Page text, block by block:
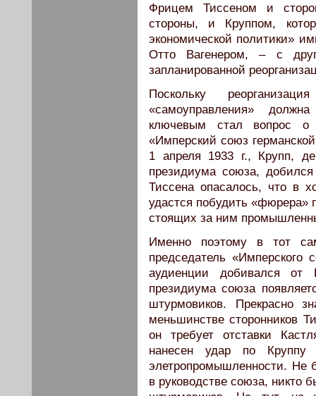
Фрицем Тиссеном и
стороны, и Круппом,
экономической политики»
Отто Вагенером, – с
запланированной
Поскольку
«самоуправления»
ключевым стал вопрос о
«Имперский союз
1 апреля 1933 г., Крупп,
президиума союза,
Тиссена опасалось, что в
удастся побудить «фюрера»
стоящих за ним
Именно поэтому в тот
председатель «Имперского
аудиенции добивался от
президиума союза
штурмовиков. Прекрасно
меньшинстве сторонников
он требует отставки
нанесен удар по
элетропромышленности. Не
в руководстве союза, никто